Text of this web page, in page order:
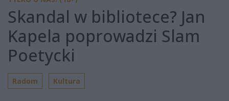
Skandal w bibliotece? Jan
Kapela poprowadzi Slam
Poetycki
Radom Kultura